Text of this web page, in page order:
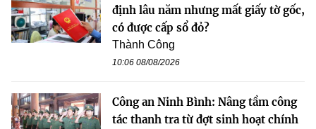
định lâu năm nhưng mất giấy tờ gốc,
có được cấp sổ đỏ?
Thành Công
10:06 08/08/2026
Công an Ninh Bình: Nâng tầm công
tác thanh tra từ đợt sinh hoạt chính